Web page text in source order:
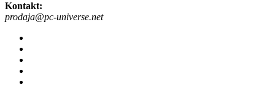
Kontakt:
prodaja@pc-universe.net